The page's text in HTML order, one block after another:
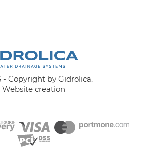
- Copyright by Gidrolica.
Website creation